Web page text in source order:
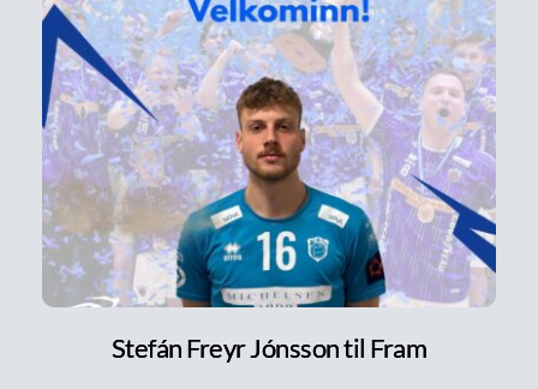
Stefán Freyr Jónsson til Fram